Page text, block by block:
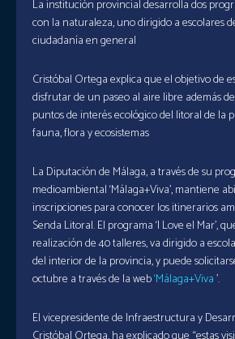
La institución provincial desarrolla dos
con la naturaleza, uno dirigido a escolares
ciudadanía en general
Cristóbal Ortega explica que el objetivo de
disfrutar de un paseo al aire libre además
puntos de interés ecológico del litoral de la
fauna, flora y ecosistemas
La Diputación de Málaga, a través de su
medioambiental ‘Málaga+Viva’, mantiene
inscripciones para conocer los itinerarios
Senda Litoral. El programa ‘I Love el Mar’,
realización de 40 talleres, va dirigido a
del interior de la provincia, y puede
octubre a través de la web‘Málaga+Viva’.
El vicepresidente de Infraestructura y